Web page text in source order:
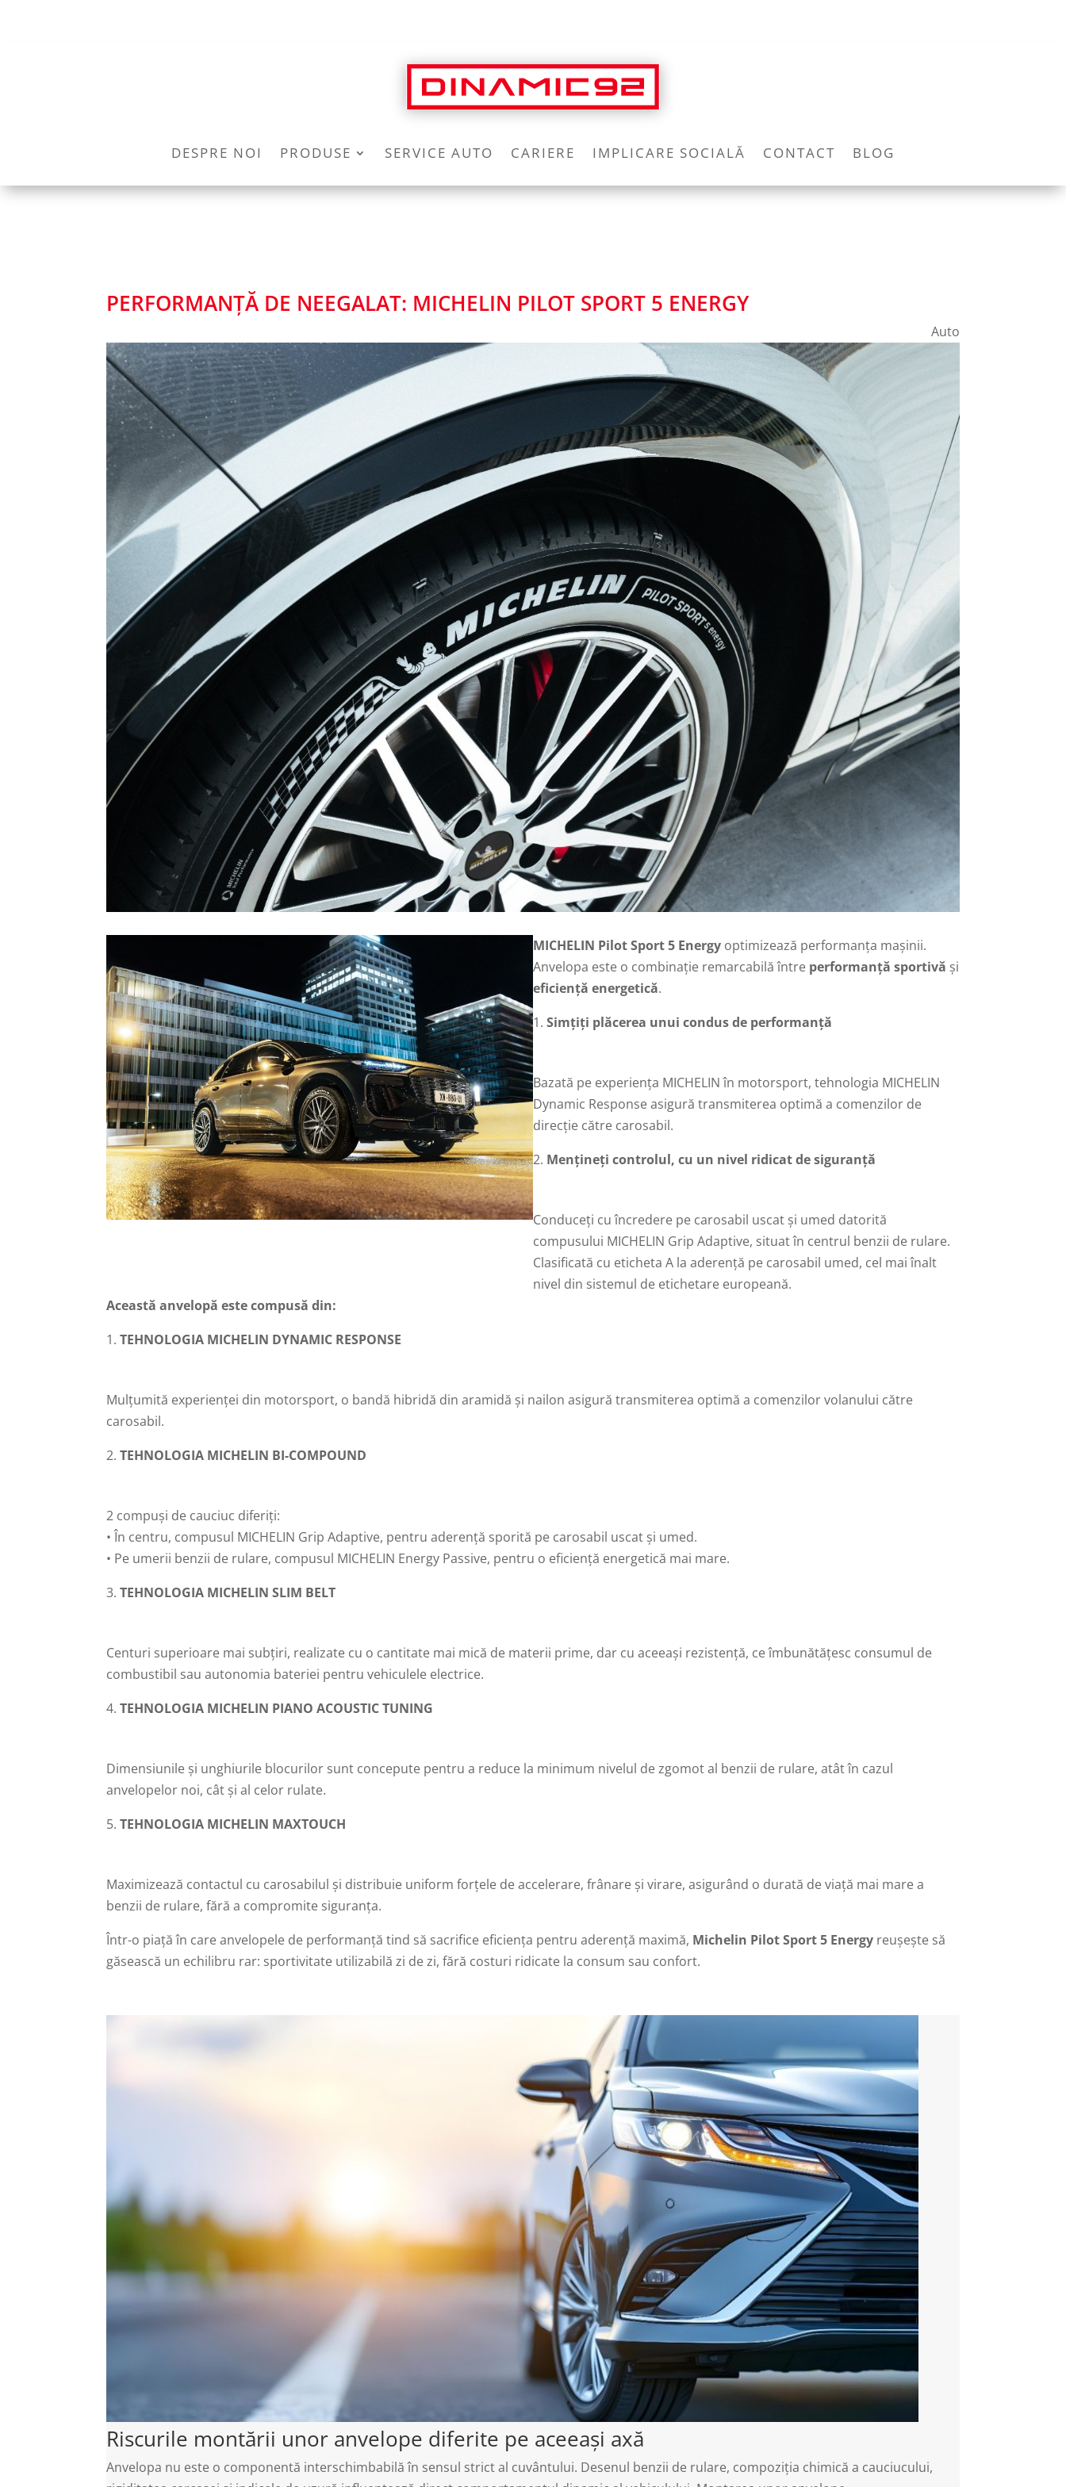
DESPRE NOI PRODUSE SERVICE AUTO CARIERE IMPLICARE SOCIALĂ CONTACT BLOG
PERFORMANȚĂ DE NEEGALAT: MICHELIN PILOT SPORT 5 ENERGY
Auto
MICHELIN Pilot Sport 5 Energy optimizează performanța mașinii.
Anvelopa este o combinație remarcabilă între performanță sportivă și
eficiență energetică.
Simțiți plăcerea unui condus de performanță
Bazată pe experiența MICHELIN în motorsport, tehnologia MICHELIN
Dynamic Response asigură transmiterea optimă a comenzilor de
direcție către carosabil.
Mențineți controlul, cu un nivel ridicat de siguranță
Conduceți cu încredere pe carosabil uscat și umed datorită
compusului MICHELIN Grip Adaptive, situat în centrul benzii de rulare.
Clasificată cu eticheta A la aderență pe carosabil umed, cel mai înalt
nivel din sistemul de etichetare europeană.
Această anvelopă este compusă din:
TEHNOLOGIA MICHELIN DYNAMIC RESPONSE
Mulțumită experienței din motorsport, o bandă hibridă din aramidă și nailon asigură transmiterea optimă a comenzilor volanului către
carosabil.
TEHNOLOGIA MICHELIN BI-COMPOUND
2 compuși de cauciuc diferiți:
• În centru, compusul MICHELIN Grip Adaptive, pentru aderență sporită pe carosabil uscat și umed.
• Pe umerii benzii de rulare, compusul MICHELIN Energy Passive, pentru o eficiență energetică mai mare.
TEHNOLOGIA MICHELIN SLIM BELT
Centuri superioare mai subțiri, realizate cu o cantitate mai mică de materii prime, dar cu aceeași rezistență, ce îmbunătățesc consumul de
combustibil sau autonomia bateriei pentru vehiculele electrice.
TEHNOLOGIA MICHELIN PIANO ACOUSTIC TUNING
Dimensiunile și unghiurile blocurilor sunt concepute pentru a reduce la minimum nivelul de zgomot al benzii de rulare, atât în cazul
anvelopelor noi, cât și al celor rulate.
TEHNOLOGIA MICHELIN MAXTOUCH
Maximizează contactul cu carosabilul și distribuie uniform forțele de accelerare, frânare și virare, asigurând o durată de viață mai mare a
benzii de rulare, fără a compromite siguranța.
Într-o piață în care anvelopele de performanță tind să sacrifice eficiența pentru aderență maximă, Michelin Pilot Sport 5 Energy reușește să
găsească un echilibru rar: sportivitate utilizabilă zi de zi, fără costuri ridicate la consum sau confort.
Riscurile montării unor anvelope diferite pe aceeași axă
Anvelopa nu este o componentă interschimbabilă în sensul strict al cuvântului. Desenul benzii de rulare, compoziția chimică a cauciucului,